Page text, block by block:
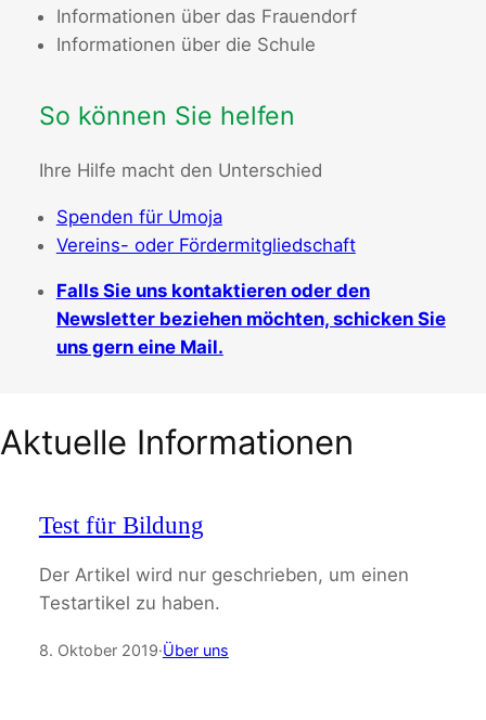
Informationen über das Frauendorf
Informationen über die Schule
So können Sie helfen
Ihre Hilfe macht den Unterschied
Spenden für Umoja
Vereins- oder Fördermitgliedschaft
Falls Sie uns kontaktieren oder den
Newsletter beziehen möchten, schicken Sie
uns gern eine Mail.
Aktuelle Informationen
Test für Bildung
Der Artikel wird nur geschrieben, um einen
Testartikel zu haben.
8. Oktober 2019·Über uns